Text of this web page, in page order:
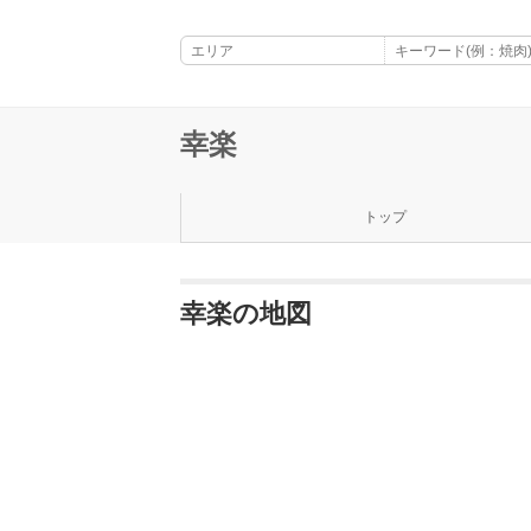
幸楽
トップ
幸楽の地図